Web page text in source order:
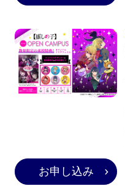
お申し込み